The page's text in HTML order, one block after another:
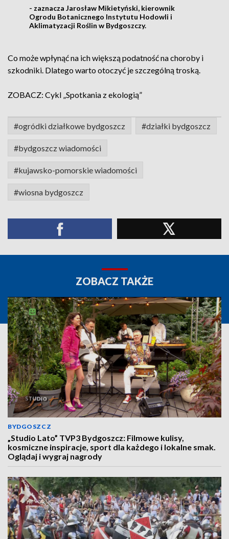
- zaznacza Jarosław Mikietyński, kierownik
Ogrodu Botanicznego Instytutu Hodowli i
Aklimatyzacji Roślin w Bydgoszczy.
Co może wpłynąć na ich większą podatność na choroby i
szkodniki. Dlatego warto otoczyć je szczególną troską.
ZOBACZ: Cykl „Spotkania z ekologią”
#ogródki działkowe bydgoszcz #działki bydgoszcz
#bydgoszcz wiadomości
#kujawsko-pomorskie wiadomości
#wiosna bydgoszcz
ZOBACZ TAKŻE
BYDGOSZCZ
„Studio Lato” TVP3 Bydgoszcz: Filmowe kulisy,
kosmiczne inspiracje, sport dla każdego i lokalne smak.
Oglądaj i wygraj nagrody